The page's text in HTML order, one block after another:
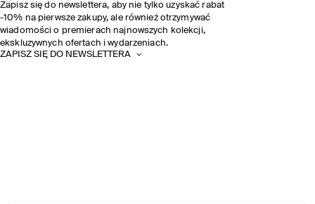
Zapisz się do newslettera, aby nie tylko uzyskać rabat
-10% na pierwsze zakupy, ale również otrzymywać
wiadomości o premierach najnowszych kolekcji,
ekskluzywnych ofertach i wydarzeniach.
ZAPISZ SIĘ DO NEWSLETTERA